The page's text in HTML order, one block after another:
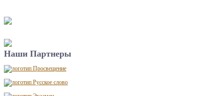
Наши Партнеры